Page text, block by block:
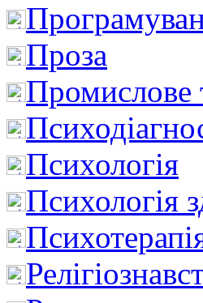
Проза
Промислове
Психологія
Психологія